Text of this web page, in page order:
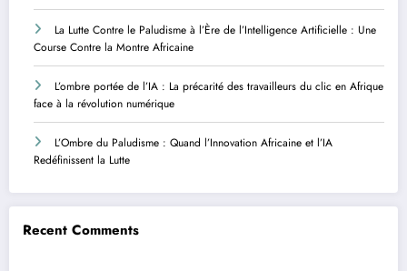
La Lutte Contre le Paludisme à l’Ère de l’Intelligence Artificielle : Une
Course Contre la Montre Africaine
L’ombre portée de l’IA : La précarité des travailleurs du clic en Afrique
face à la révolution numérique
L’Ombre du Paludisme : Quand l’Innovation Africaine et l’IA
Redéfinissent la Lutte
Recent Comments